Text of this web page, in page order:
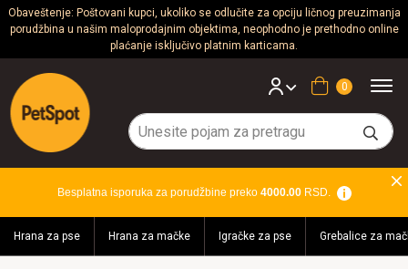
Obaveštenje: Poštovani kupci, ukoliko se odlučite za opciju ličnog preuzimanja
porudžbina u našim maloprodajnim objektima, neophodno je prethodno online
plaćanje isključivo platnim karticama.
Psi
Mačke
Glodari
Akvaristika
Teraristika
Korpa
Besplatna isporuka za porudžbine preko 4000.00RSD.
Hrana za pse Hrana za mačke Igračke za pse Grebalice za